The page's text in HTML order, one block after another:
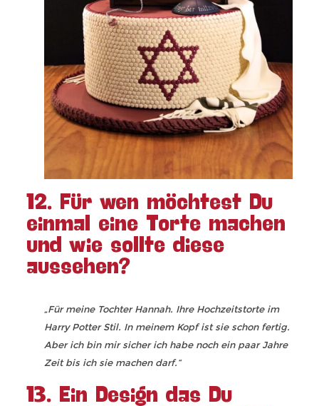
12. Für wen möchtest Du
einmal eine Torte machen
und wie sollte diese
aussehen?
„Für meine Tochter Hannah. Ihre Hochzeitstorte im
Harry Potter Stil. In meinem Kopf ist sie schon fertig.
Aber ich bin mir sicher ich habe noch ein paar Jahre
Zeit bis ich sie machen darf.“
13. Ein Design das Du